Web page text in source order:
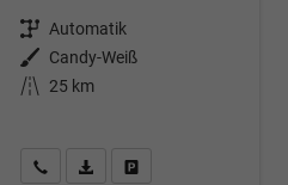
Getriebe Automatik
Außenfarbe
Candy-Weiß
Kilometerstand
25 km
Kontakt & Angebot anfordern
PDF-Datei, Fahrzeugexposé